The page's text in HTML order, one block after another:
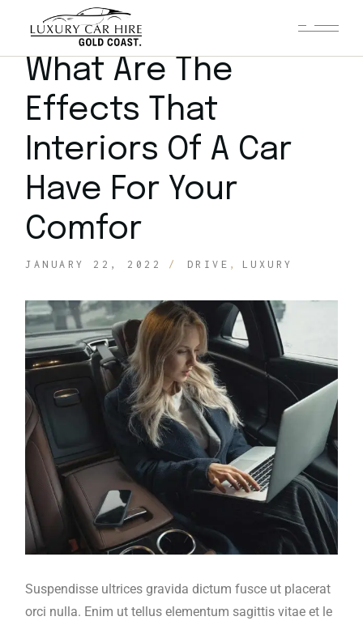
What Are The
Effects That
Interiors Of A Car
Have For Your
Comfor
JANUARY 22, 2022 DRIVE LUXURY
Suspendisse ultrices gravida dictum fusce ut placerat
orci nulla. Enim ut tellus elementum sagittis vitae et le